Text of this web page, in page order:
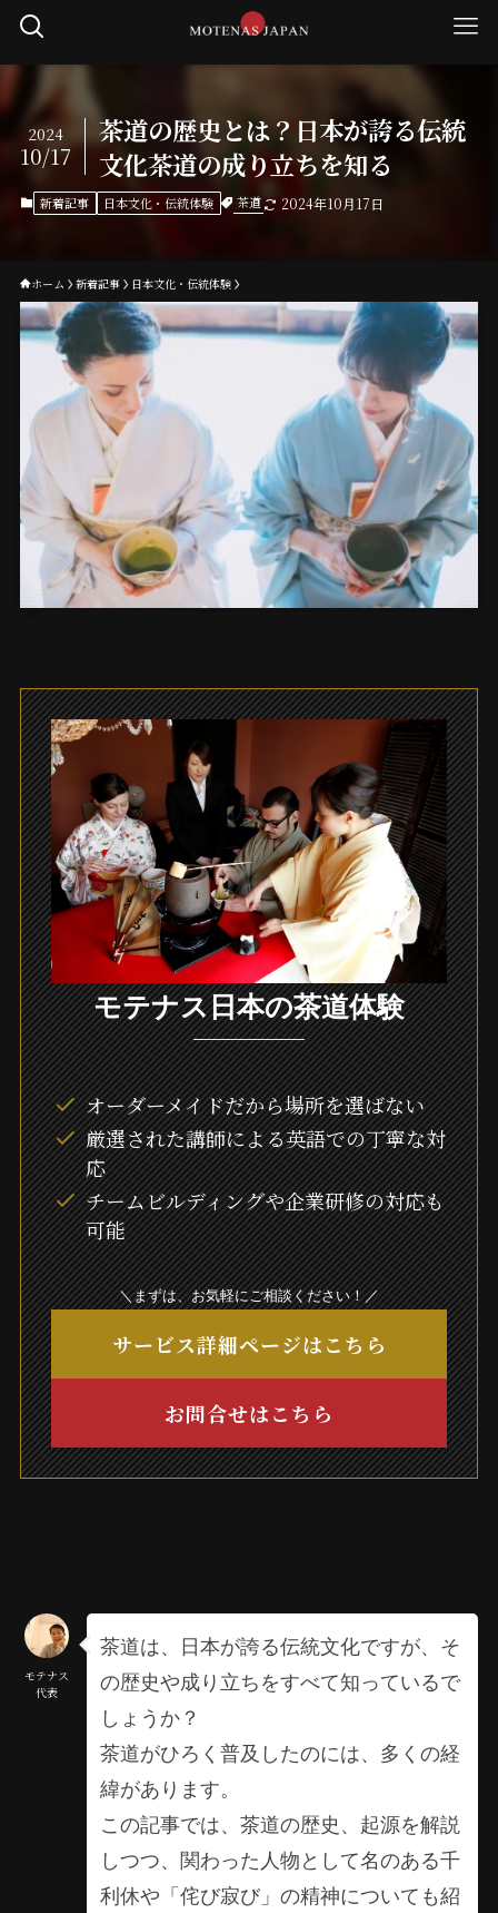
茶道の歴史とは？日本が誇る伝統
文化茶道の成り立ちを知る
2024
10/17
新着記事 日本文化・伝統体験 茶道 2024年10月17日
ホーム 新着記事 日本文化・伝統体験
モテナス日本の茶道体験
オーダーメイドだから場所を選ばない
厳選された講師による英語での丁寧な対
応
チームビルディングや企業研修の対応も
可能
＼まずは、お気軽にご相談ください！／
サービス詳細ページはこちら
お問合せはこちら
モテナス
代表
茶道は、日本が誇る伝統文化ですが、そ
の歴史や成り立ちをすべて知っているで
しょうか？
茶道がひろく普及したのには、多くの経
緯があります。
この記事では、茶道の歴史、起源を解説
しつつ、関わった人物として名のある千
利休や「侘び寂び」の精神についても紹